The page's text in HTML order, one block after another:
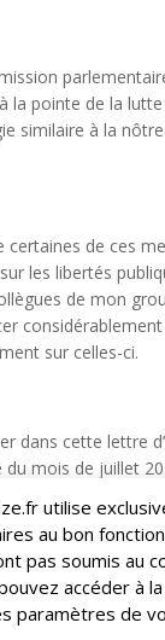
la pointe de la
similaire à la
certaines de ces
les libertés
de mon
sur celles-ci.
dans cette lettre
mois de juillet
et à tous un
utilise
au bon
pas soumis au
accéder à
paramètres de